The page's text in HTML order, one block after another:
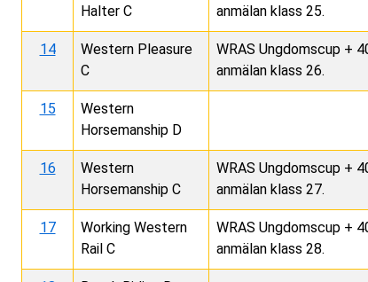
Halter C
anmälan klass 25.
14
Western Pleasure
C
WRAS Ungdomscup +
anmälan klass 26.
15
Western
Horsemanship D
16
Western
Horsemanship C
WRAS Ungdomscup +
anmälan klass 27.
17
Working Western
Rail C
WRAS Ungdomscup +
anmälan klass 28.